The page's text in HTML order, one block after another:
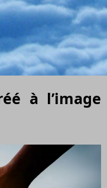
à l’image